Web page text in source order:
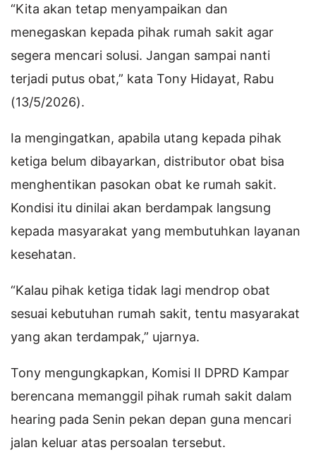
“Kita akan tetap menyampaikan dan
menegaskan kepada pihak rumah sakit agar
segera mencari solusi. Jangan sampai nanti
terjadi putus obat,” kata Tony Hidayat, Rabu
(13/5/2026).
Ia mengingatkan, apabila utang kepada pihak
ketiga belum dibayarkan, distributor obat bisa
menghentikan pasokan obat ke rumah sakit.
Kondisi itu dinilai akan berdampak langsung
kepada masyarakat yang membutuhkan layanan
kesehatan.
“Kalau pihak ketiga tidak lagi mendrop obat
sesuai kebutuhan rumah sakit, tentu masyarakat
yang akan terdampak,” ujarnya.
Tony mengungkapkan, Komisi II DPRD Kampar
berencana memanggil pihak rumah sakit dalam
hearing pada Senin pekan depan guna mencari
jalan keluar atas persoalan tersebut.